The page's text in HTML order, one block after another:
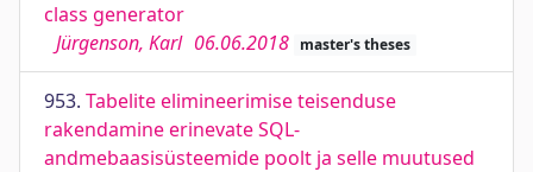
class generator
Jürgenson, Karl 06.06.2018 master's theses
953. Tabelite elimineerimise teisenduse
rakendamine erinevate SQL-
andmebaasisüsteemide poolt ja selle muutused